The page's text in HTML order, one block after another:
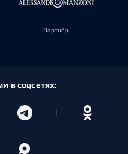
Партнёр
в соцсетях: